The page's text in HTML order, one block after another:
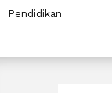
Pendidikan